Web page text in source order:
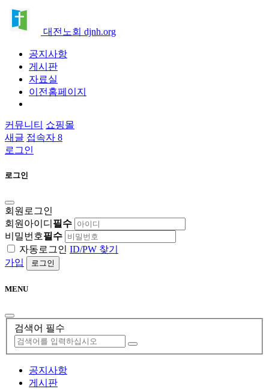
대전노회 djnh.org
공지사항
게시판
자료실
이전홈페이지
커뮤니티 쇼핑몰
새글 접속자 8
로그인
로그인
회원로그인
회원아이디 필수
비밀번호필수
자동로그인 ID/PW 찾기
가입
로그인
MENU
검색어 필수
공지사항
게시판